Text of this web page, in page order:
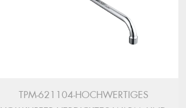
TPM-621104-HOCHWERTIGES